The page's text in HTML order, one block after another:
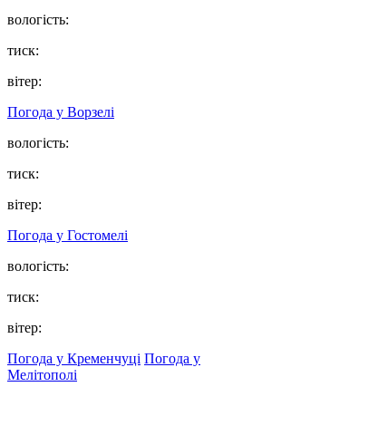
вологість:
тиск:
вітер:
Погода у Ворзелі
вологість:
тиск:
вітер:
Погода у Гостомелі
вологість:
тиск:
вітер:
Погода у Кременчуці Погода у
Мелітополі